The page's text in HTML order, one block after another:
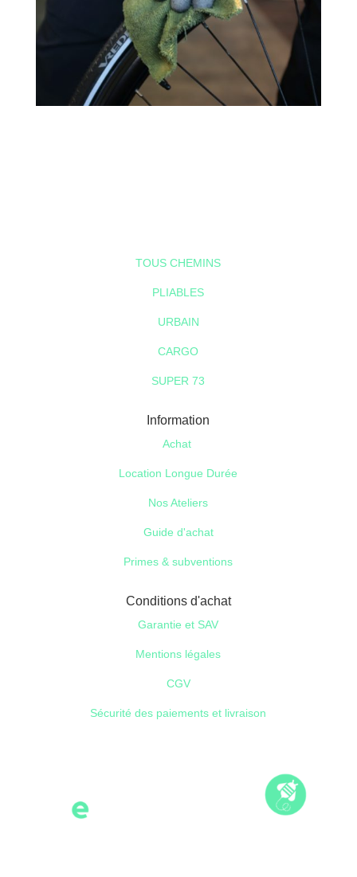
TOUS CHEMINS
PLIABLES
URBAIN
CARGO
SUPER 73
Information
Achat
Location Longue Durée
Nos Ateliers
Guide d'achat
Primes & subventions
Conditions d'achat
Garantie et SAV
Mentions légales
CGV
Sécurité des paiements et livraison